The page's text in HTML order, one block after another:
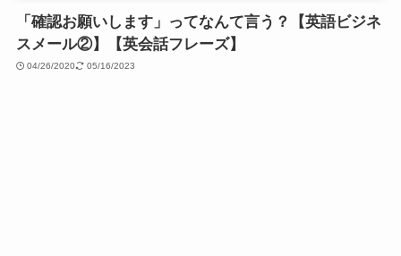
「確認お願いします」ってなんて言う？【英語ビジネ
スメール②】【英会話フレーズ】
04/26/2020 05/16/2023